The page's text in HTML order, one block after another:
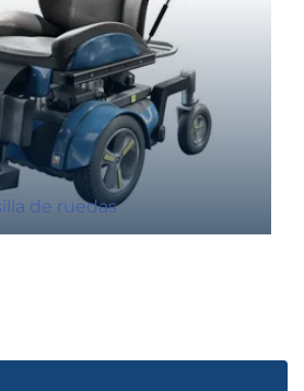
de ruedas